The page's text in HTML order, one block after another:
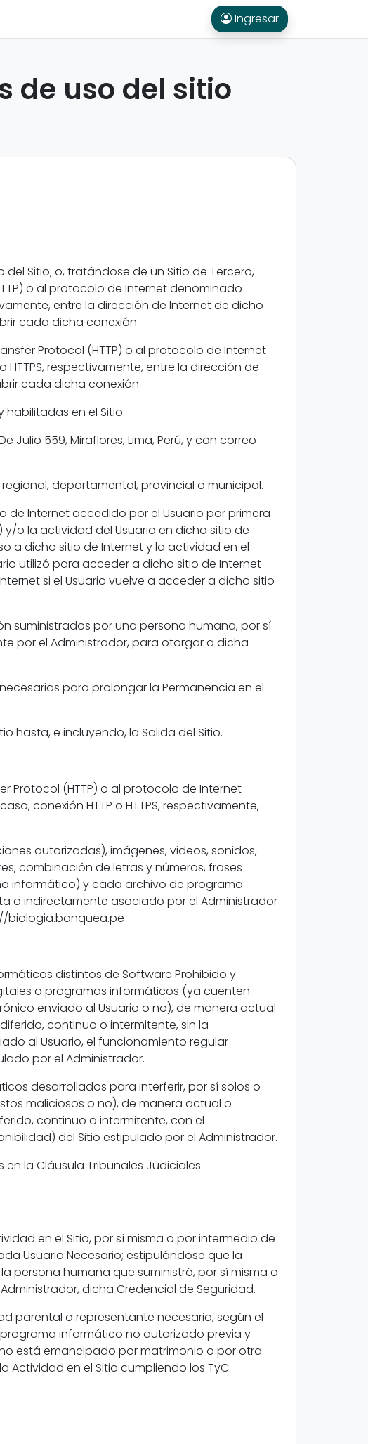
Ingresar
de uso del sitio
Sitio; o, tratándose de un Sitio de Tercero,
o al protocolo de Internet denominado
entre la dirección de Internet de dicho
cada dicha conexión.
Protocol (HTTP) o al protocolo de Internet
HTTPS, respectivamente, entre la dirección de
cada dicha conexión.
en el Sitio.
Julio 559, Miraflores, Lima, Perú, y con correo
departamental, provincial o municipal.
de Internet accedido por el Usuario por primera
o la actividad del Usuario en dicho sitio de
a dicho sitio de Internet y la actividad en el
utilizó para acceder a dicho sitio de Internet
si el Usuario vuelve a acceder a dicho sitio
suministrados por una persona humana, por sí
por el Administrador, para otorgar a dicha
para prolongar la Permanencia en el
hasta, e incluyendo, la Salida del Sitio.
Protocol (HTTP) o al protocolo de Internet
conexión HTTP o HTTPS, respectivamente,
autorizadas), imágenes, videos, sonidos,
combinación de letras y números, frases
informático) y cada archivo de programa
o indirectamente asociado por el Administrador
biologia.banquea.pe
distintos de Software Prohibido y
o programas informáticos (ya cuenten
enviado al Usuario o no), de manera actual
continuo o intermitente, sin la
al Usuario, el funcionamiento regular
por el Administrador.
desarrollados para interferir, por sí solos o
maliciosos o no), de manera actual o
continuo o intermitente, con el
del Sitio estipulado por el Administrador.
la Cláusula Tribunales Judiciales
en el Sitio, por sí misma o por intermedio de
Usuario Necesario; estipulándose que la
persona humana que suministró, por sí misma o
dicha Credencial de Seguridad.
parental o representante necesaria, según el
informático no autorizado previa y
está emancipado por matrimonio o por otra
Actividad en el Sitio cumpliendo los TyC.